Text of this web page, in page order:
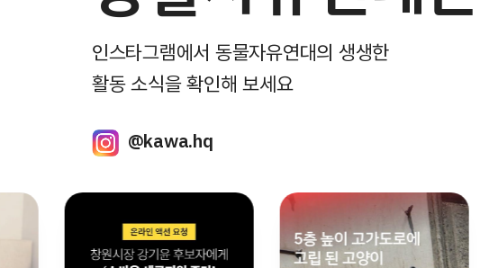
인스타그램에서 동물자유연대의 생생한
활동 소식을 확인해 보세요
@kawa.hq